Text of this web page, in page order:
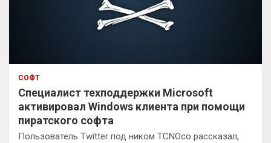
СОФТ
Специалист техподдержки Microsoft
активировал Windows клиента при помощи
пиратского софта
Пользователь Twitter под ником TCNOco рассказал,